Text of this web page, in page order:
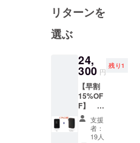
値あるプロ
ダクトを発
見し、提案
きます。ク
ラウドファ
ンディング
を通して、
新しいプロ
ダクトを皆
リターンを
選ぶ
24,
300 円
残り1
【早割
15%OF
F】
Tern 本
体 1台 +
専用
支援
者：
19人